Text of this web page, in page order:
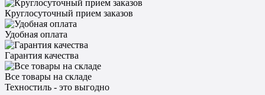
Круглосуточный прием заказов
Удобная оплата
Гарантия качества
Все товары на складе
Техностиль - это выгодно